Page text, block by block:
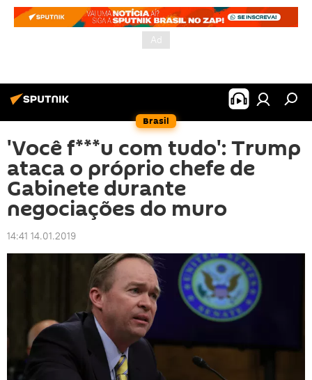
Brasil
'Você f***u com tudo': Trump
ataca o próprio chefe de
Gabinete durante
negociações do muro
14:41 14.01.2019